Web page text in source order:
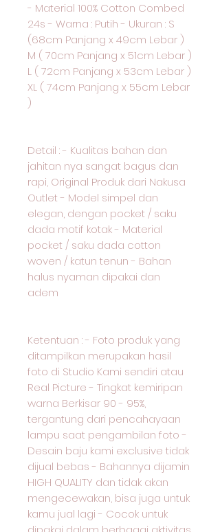
- Material 100% Cotton Combed
24s - Warna : Putih - Ukuran : S
(68cm Panjang x 49cm Lebar )
M ( 70cm Panjang x 51cm Lebar )
L ( 72cm Panjang x 53cm Lebar )
XL ( 74cm Panjang x 55cm Lebar
)
Detail : - Kualitas bahan dan
jahitan nya sangat bagus dan
rapi, Original Produk dari Nakusa
Outlet - Model simpel dan
elegan, dengan pocket / saku
dada motif kotak - Material
pocket / saku dada cotton
woven / katun tenun - Bahan
halus nyaman dipakai dan
adem
Ketentuan : - Foto produk yang
ditampilkan merupakan hasil
foto di Studio Kami sendiri atau
Real Picture - Tingkat kemiripan
warna Berkisar 90 - 95%,
tergantung dari pencahayaan
lampu saat pengambilan foto -
Desain baju kami exclusive tidak
dijual bebas - Bahannya dijamin
HIGH QUALITY dan tidak akan
mengecewakan, bisa juga untuk
kamu jual lagi - Cocok untuk